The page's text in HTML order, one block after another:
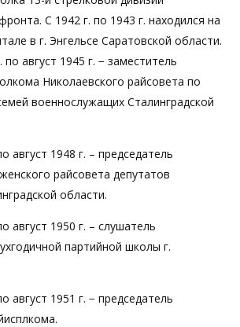
С 1942 г. по 1943 г. находился на
в г. Энгельсе Саратовской области.
август 1945 г. − заместитель
Николаевского райсовета по
военнослужащих Сталинградской
август 1948 г. – председатель
райсовета депутатов
области.
август 1950 г. – слушатель
партийной школы г.
август 1951 г. − председатель